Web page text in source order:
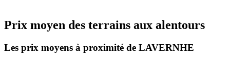
Prix moyen des terrains aux alentours
Les prix moyens à proximité de LAVERNHE